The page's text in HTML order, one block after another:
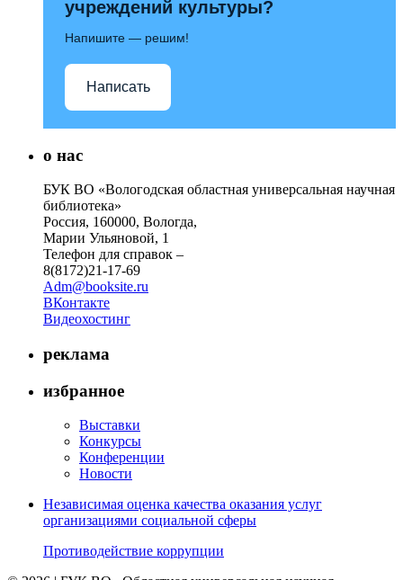
учреждений культуры?
Напишите — решим!
Написать
о нас
БУК ВО «Вологодская областная универсальная научная
библиотека»
Россия, 160000, Вологда,
Марии Ульяновой, 1
Телефон для справок –
8(8172)21-17-69
Adm@booksite.ru
ВКонтакте
Видеохостинг
реклама
избранное
Выставки
Конкурсы
Конференции
Новости
Независимая оценка качества оказания услуг
организациями социальной сферы
Противодействие коррупции